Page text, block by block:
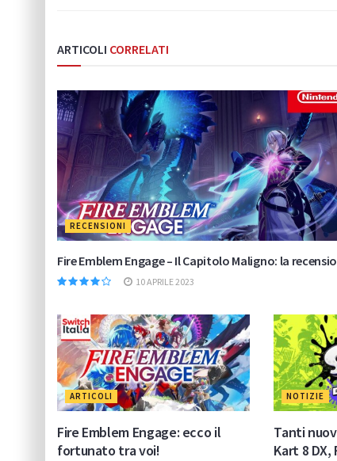
ARTICOLI CORRELATI
RECENSIONI
Fire Emblem Engage – Il Capitolo Maligno: la
10 APRILE 2023
ARTICOLI
Fire Emblem Engage: ecco il
fortunato tra voi!
NOTIZIE
Tanti
Kart 8 DX,